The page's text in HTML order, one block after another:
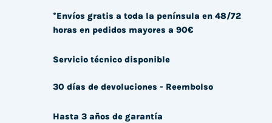
*Envíos gratis a toda la península en 48/72
horas en pedidos mayores a 90€
Servicio técnico disponible
30 días de devoluciones - Reembolso
Hasta 3 años de garantía